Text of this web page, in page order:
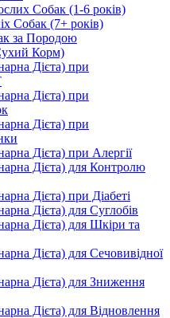
Собак (1-6 років)
Собак (7+ років)
за Породою
Корм)
Дієта) при
Дієта) при
Дієта) при
Дієта) при Алергії
Дієта) для Контролю
Дієта) при Діабеті
Дієта) для Суглобів
Дієта) для Шкіри та
Дієта) для Сечовивідної
Дієта) для Зниження
Дієта) для Відновлення